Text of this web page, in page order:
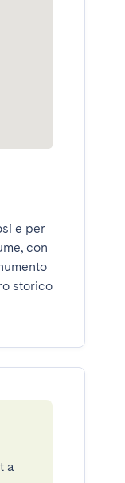
e per
con
storico
a